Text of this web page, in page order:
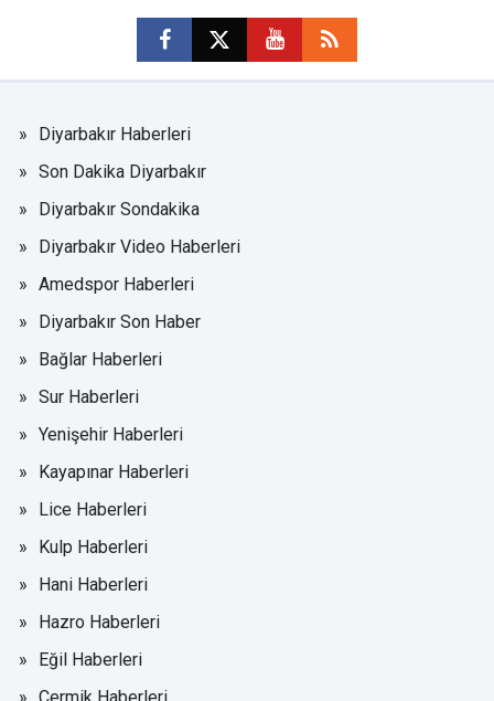
Diyarbakır Haberleri
Son Dakika Diyarbakır
Diyarbakır Sondakika
Diyarbakır Video Haberleri
Amedspor Haberleri
Diyarbakır Son Haber
Bağlar Haberleri
Sur Haberleri
Yenişehir Haberleri
Kayapınar Haberleri
Lice Haberleri
Kulp Haberleri
Hani Haberleri
Hazro Haberleri
Eğil Haberleri
Çermik Haberleri